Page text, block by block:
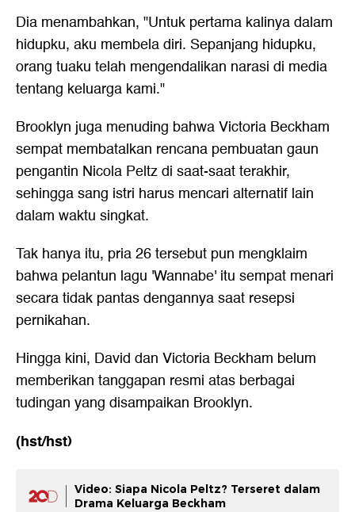
Dia menambahkan, "Untuk pertama kalinya dalam
hidupku, aku membela diri. Sepanjang hidupku,
orang tuaku telah mengendalikan narasi di media
tentang keluarga kami."
Brooklyn juga menuding bahwa Victoria Beckham
sempat membatalkan rencana pembuatan gaun
pengantin Nicola Peltz di saat-saat terakhir,
sehingga sang istri harus mencari alternatif lain
dalam waktu singkat.
Tak hanya itu, pria 26 tersebut pun mengklaim
bahwa pelantun lagu 'Wannabe' itu sempat menari
secara tidak pantas dengannya saat resepsi
pernikahan.
Hingga kini, David dan Victoria Beckham belum
memberikan tanggapan resmi atas berbagai
tudingan yang disampaikan Brooklyn.
(hst/hst)
Video: Siapa Nicola Peltz? Terseret dalam
Drama Keluarga Beckham